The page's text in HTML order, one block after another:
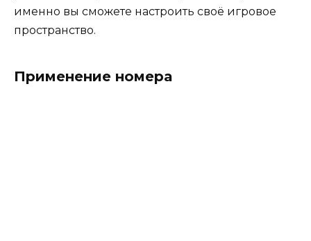
именно вы сможете настроить своё игровое
пространство.
Применение номера